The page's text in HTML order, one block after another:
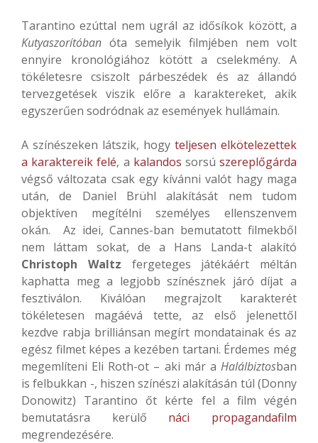
Tarantino ezúttal nem ugrál az idősíkok között, a
Kutyaszorítóban óta semelyik filmjében nem volt
ennyire kronológiához kötött a cselekmény. A
tökéletesre csiszolt párbeszédek és az állandó
tervezgetések viszik előre a karaktereket, akik
egyszerűen sodródnak az események hullámain.
A színészeken látszik, hogy teljesen elkötelezettek
a karaktereik felé, a kalandos sorsúszereplőgárda
végső változata csak egy kívánni valót hagy maga
után, de Daniel Brühl alakítását nem tudom
objektíven megítélni személyes ellenszenvem
okán. Az idei, Cannes-ban bemutatott filmekből
nem láttam sokat, de a Hans Landa-t alakító
Christoph Waltz fergeteges játékáért méltán
kaphatta meg a legjobb színésznek járó díjat a
fesztiválon. Kiválóan megrajzolt karakterét
tökéletesen magáévá tette, az első jelenettől
kezdve rabja brilliánsan megírt mondatainak és az
egész filmet képes a kezében tartani. Érdemes még
megemlíteni Eli Roth-ot – aki már a Halálbiztosban
is felbukkan -, hiszen színészi alakításán túl (Donny
Donowitz) Tarantino őt kérte fel a film végén
bemutatásra kerülő náci propagandafilm
megrendezésére.